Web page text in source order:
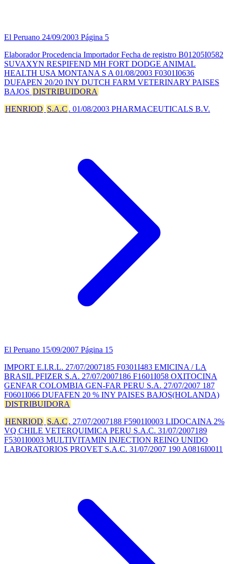
El Peruano 24/09/2003 Página 5
Elaborador Procedencia Importador Fecha de registro B01205I0582
SUVAXYN RESPIFEND MH FORT DODGE ANIMAL
HEALTH USA MONTANA S A 01/08/2003 F0301I0636
DUFAPEN 20/20 INY DUTCH FARM VETERINARY PAISES
BAJOS DISTRIBUIDORA
HENRIOD S.A.C . 01/08/2003 PHARMACEUTICALS B.V.
El Peruano 15/09/2007 Página 15
IMPORT E.I.R.L. 27/07/2007185 F0301I483 EMICINA / LA
BRASIL PFIZER S.A. 27/07/2007186 F1601I058 OXITOCINA
GENFAR COLOMBIA GEN-FAR PERU S.A. 27/07/2007 187
F0601I066 DUFAFEN 20 % INY PAISES BAJOS(HOLANDA)
DISTRIBUIDORA
HENRIOD S.A.C . 27/07/2007188 F5901I0003 LIDOCAINA 2%
VQ CHILE VETERQUIMICA PERU S.A.C. 31/07/2007189
F5301I0003 MULTIVITAMIN INJECTION REINO UNIDO
LABORATORIOS PROVET S.A.C. 31/07/2007 190 A0816I0011